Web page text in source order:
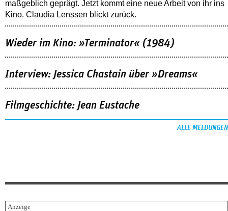
maßgeblich geprägt. Jetzt kommt eine neue Arbeit von ihr ins
Kino. Claudia Lenssen blickt zurück.
Wieder im Kino: »Terminator« (1984)
Interview: Jessica Chastain über »Dreams«
Filmgeschichte: Jean Eustache
ALLE MELDUNGEN